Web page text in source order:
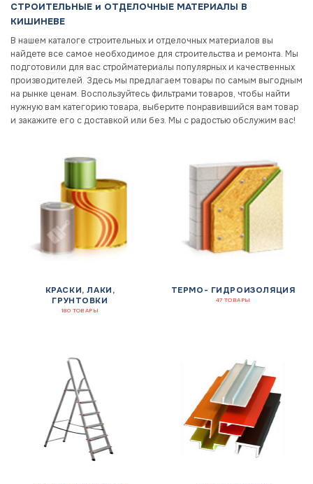
СТРОИТЕЛЬНЫЕ и ОТДЕЛОЧНЫЕ МАТЕРИАЛЫ В
КИШИНЕВЕ
В нашем каталоге строительных и отделочных материалов вы
найдете все самое необходимое для строительства и ремонта. Мы
подготовили для вас стройматериалы популярных и качественных
производителей. Здесь мы предлагаем товары по самым выгодным
на рынке ценам. Воспользуйтесь фильтрами товаров, чтобы найти
нужную вам категорию товара, выберите понравившийся вам товар
и закажите его с доставкой или без. Мы с радостью обслужим вас!
КРАСКИ, ЛАКИ,
ГРУНТОВКИ
180 ТОВАРЫ
ТЕРМО- ГИДРОИЗОЛЯЦИЯ
47 ТОВАРЫ